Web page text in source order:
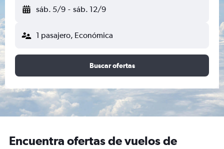
sáb. 5/9 - sáb. 12/9
1 pasajero, Económica
Buscar ofertas
Encuentra ofertas de vuelos de